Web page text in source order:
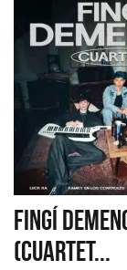
FINGÍ
(CUARTET...